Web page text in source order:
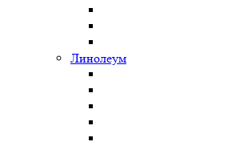
Линолеум